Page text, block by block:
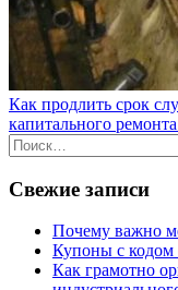
Как продлить срок
капитального ремонта
Найти:
Свежие записи
Почему важно
Купоны c
Как грамотно